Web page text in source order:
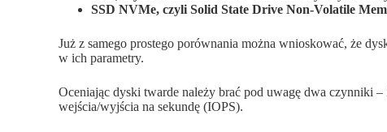
SSD NVMe, czyli Solid State Drive Non-Volatile
Już z samego prostego porównania można wnioskować, że
w ich parametry.
Oceniając dyski twarde należy brać pod uwagę dwa czynniki
wejścia/wyjścia na sekundę (IOPS).